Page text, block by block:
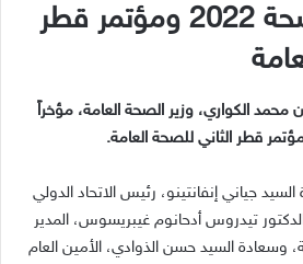
ومؤتمر قطر
محمد الكواري، وزير الصحة العامة، مؤخراً
قطر الثاني للصحة العامة.
جياني إنفانتينو، رئيس الاتحاد الدولي
تيدروس أدحانوم غيبريسوس، المدير
وسعادة السيد حسن الذوادي، الأمين العام